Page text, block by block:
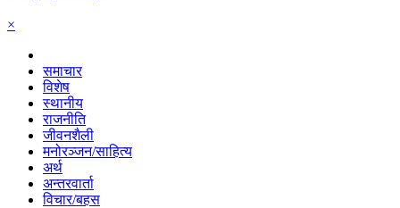
×
समाचार
विशेष
स्थानीय
राजनीति
जीवनशैली
मनोरञ्जन/साहित्य
अर्थ
अन्तरवार्ता
विचार/बहस